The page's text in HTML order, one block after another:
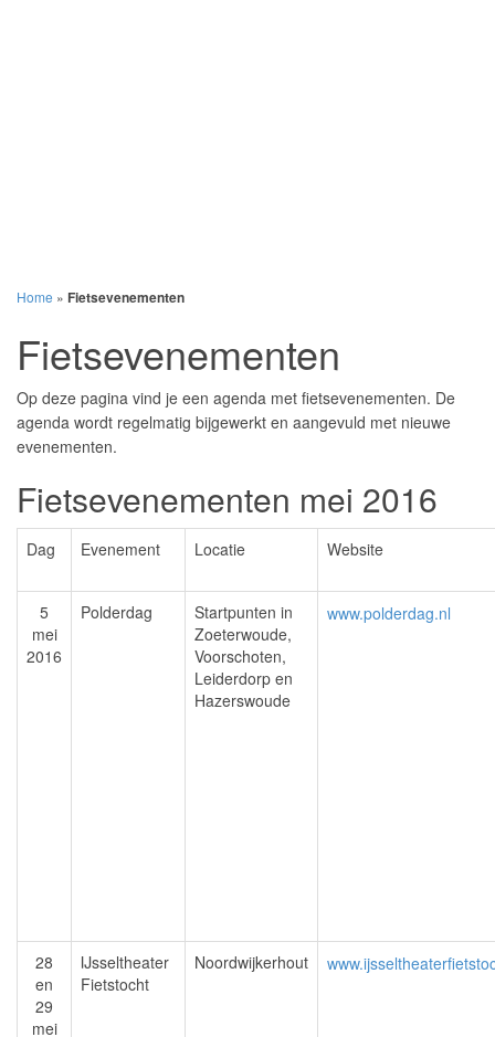
Home » Fietsevenementen
Fietsevenementen
Op deze pagina vind je een agenda met fietsevenementen. De
agenda wordt regelmatig bijgewerkt en aangevuld met nieuwe
evenementen.
Fietsevenementen mei 2016
Dag Evenement Locatie Website
5
mei
2016
Polderdag
Startpunten in
Zoeterwoude,
Voorschoten,
Leiderdorp en
Hazerswoude
www.polderdag.nl
28
en
29
mei
IJsseltheater
Fietstocht
Noordwijkerhout